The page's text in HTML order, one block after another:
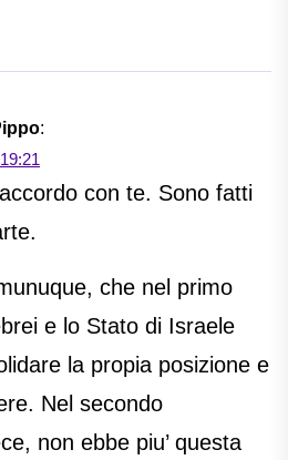
:
con te. Sono fatti
che nel primo
e lo Stato di Israele
la propia posizione e
Nel secondo
non ebbe piu’ questa